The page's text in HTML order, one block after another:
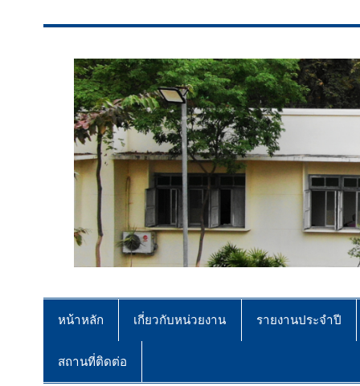
หน้าหลัก เกี่ยวกับหน่วยงาน รายงานประจำปี
สถานที่ติดต่อ